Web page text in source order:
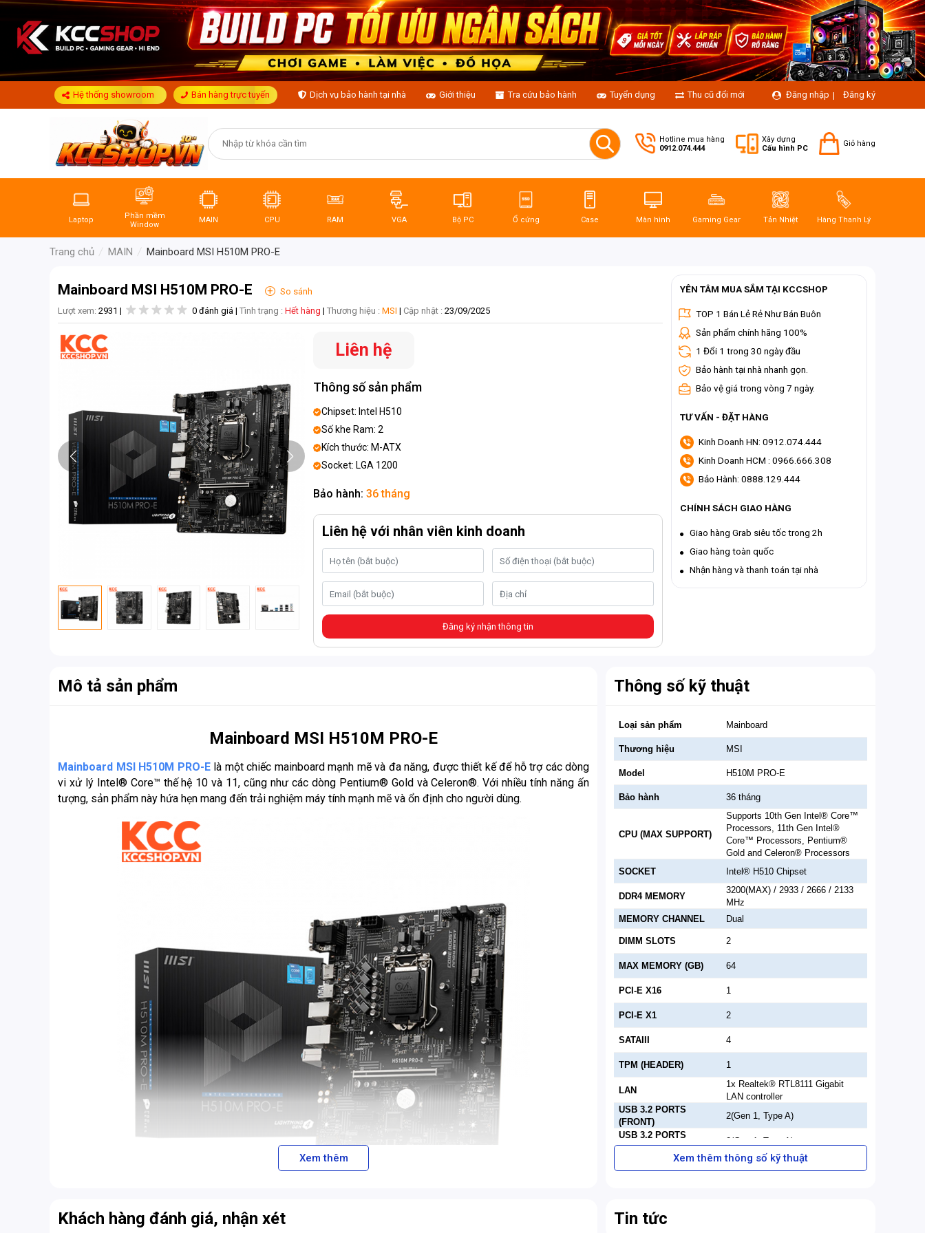
Hệ thống showroom Bán hàng trực tuyến Dịch vụ bảo hành tại nhà Giới thiệu Tra cứu bảo hành Tuyển dụng Thu cũ đổi mới Đăng nhập | Đăng ký
Hotline mua hàng
0912.074.444
Xây dựng
Cấu hình PC
Giỏ hàng
Laptop
Phần mềm
Window
MAIN CPU RAM VGA Bộ PC Ổ cứng Case Màn hình Gaming Gear Tản Nhiệt Hàng Thanh Lý
Trang chủ MAIN Mainboard MSI H510M PRO-E
Mainboard MSI H510M PRO-E +
So sánh
Lượt xem: 2931 | 0 đánh giá | Tình trạng : Hết hàng | Thương hiệu : MSI | Cập nhật : 23/09/2025
Liên hệ
Thông số sản phẩm
Chipset: Intel H510
Số khe Ram: 2
Kích thước: M-ATX
Socket: LGA 1200
Bảo hành:36 tháng
Liên hệ với nhân viên kinh doanh
Đăng ký nhận thông tin
YÊN TÂM MUA SẮM TẠI KCCSHOP
TOP 1 Bán Lẻ Rẻ Như Bán Buôn
Sản phẩm chính hãng 100%
1 Đổi 1 trong 30 ngày đầu
Bảo hành tại nhà nhanh gọn.
Bảo vệ giá trong vòng 7 ngày.
TƯ VẤN - ĐẶT HÀNG
Kinh Doanh HN: 0912.074.444
Kinh Doanh HCM : 0966.666.308
Bảo Hành: 0888.129.444
CHÍNH SÁCH GIAO HÀNG
Giao hàng Grab siêu tốc trong 2h
Giao hàng toàn quốc
Nhận hàng và thanh toán tại nhà
Mô tả sản phẩm
Mainboard MSI H510M PRO-E
Mainboard MSI H510M PRO-Elà một chiếc mainboard mạnh mẽ và đa năng, được thiết kế để hỗ trợ các dòng
vi xử lý Intel® Core™ thế hệ 10 và 11, cũng như các dòng Pentium® Gold và Celeron®. Với nhiều tính năng ấn
tượng, sản phẩm này hứa hẹn mang đến trải nghiệm máy tính mạnh mẽ và ổn định cho người dùng.
Xem thêm
Khách hàng đánh giá, nhận xét
Thông số kỹ thuật
Loại sản phẩm Mainboard
Thương hiệu MSI
Model H510M PRO-E
Bảo hành 36 tháng
CPU (MAX SUPPORT)
Supports 10th Gen Intel® Core™
Processors, 11th Gen Intel®
Core™ Processors, Pentium®
Gold and Celeron® Processors
SOCKET
Intel® H510 Chipset
DDR4 MEMORY
3200(MAX) / 2933 / 2666 / 2133
MHz
MEMORY CHANNEL
Dual
DIMM SLOTS 2
MAX MEMORY (GB) 64
PCI-E X16 1
PCI-E X1 2
SATAIII 4
TPM (HEADER) 1
LAN
1x Realtek® RTL8111 Gigabit
LAN controller
USB 3.2 PORTS
(FRONT)
2(Gen 1, Type A)
USB 3.2 PORTS
(REAR)
2(Gen 1, Type A)
USB 2.0 PORTS
(FRONT)
SERIAL
PORTS(FRONT)
Xem thêm thông số kỹ thuật
Tin tức